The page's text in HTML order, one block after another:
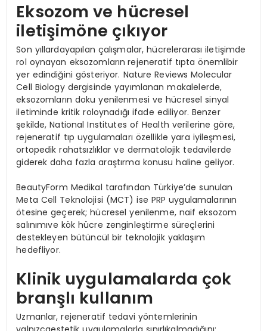
Eksozom ve hücresel
iletişimöne çıkıyor
Son yıllardayapılan çalışmalar, hücrelerarası iletişimde
rol oynayan eksozomların rejeneratif tıpta önemlibir
yer edindiğini gösteriyor. Nature Reviews Molecular
Cell Biology dergisinde yayımlanan makalelerde,
eksozomların doku yenilenmesi ve hücresel sinyal
iletiminde kritik roloynadığı ifade ediliyor. Benzer
şekilde, National Institutes of Health verilerine göre,
rejeneratif tıp uygulamaları özellikle yara iyileşmesi,
ortopedik rahatsızlıklar ve dermatolojik tedavilerde
giderek daha fazla araştırma konusu haline geliyor.
BeautyForm Medikal tarafından Türkiye’de sunulan
Meta Cell Teknolojisi (MCT) ise PRP uygulamalarının
ötesine geçerek; hücresel yenilenme, naif eksozom
salınımıve kök hücre zenginleştirme süreçlerini
destekleyen bütüncül bir teknolojik yaklaşım
hedefliyor.
Klinik uygulamalarda çok
branşlı kullanım
Uzmanlar, rejeneratif tedavi yöntemlerinin